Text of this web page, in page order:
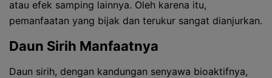
atau efek samping lainnya. Oleh karena itu,
pemanfaatan yang bijak dan terukur sangat dianjurkan.
Daun Sirih Manfaatnya
Daun sirih, dengan kandungan senyawa bioaktifnya,